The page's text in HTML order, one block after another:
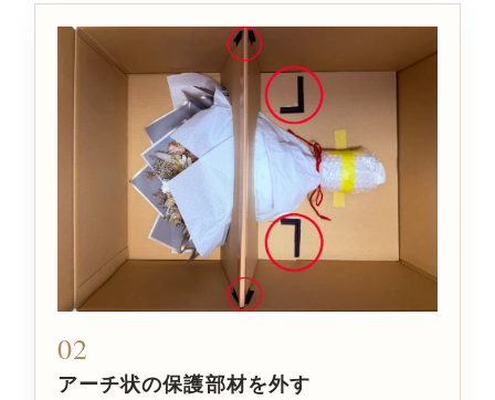
02
アーチ状の保護部材を外す